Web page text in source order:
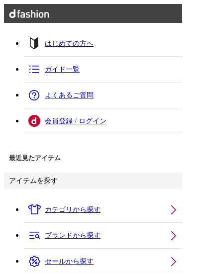
はじめての方へ
ガイド一覧
よくあるご質問
会員登録 / ログイン
最近見たアイテム
アイテムを探す
カテゴリから探す
ブランドから探す
セールから探す